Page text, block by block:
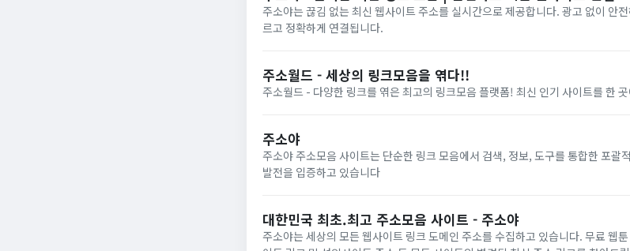
주소야는 끊김 없는 최신 웹사이트 주소를 실시간으로 제공합니다. 광고 없이 안
르고 정확하게 연결됩니다.
주소월드 - 세상의 링크모음을 엮다!!
주소월드 - 다양한 링크를 엮은 최고의 링크모음 플랫폼! 최신 인기 사이트를 한
주소야
주소야 주소모음 사이트는 단순한 링크 모음에서 검색, 정보, 도구를 통합한 포괄
발전을 입증하고 있습니다
대한민국 최초.최고 주소모음 사이트 - 주소야
주소야는 세상의 모든 웹사이트 링크 도메인 주소를 수집하고 있습니다. 무료 웹